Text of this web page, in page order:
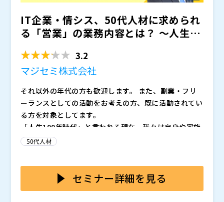
いて解説します。 今回はその中でも「営業（未経
験）」について、業務内容や実際の報酬を含めて、具体
的に解説していきます。
マジセミ株式会社（）
株式会社オープンソース活用研究所（）
マジセミ株式会社（）
れる可能性があります。
IT企業・情シス、50代人材に求められ
る「営業」の業務内容とは？ ～人生10
3.2
マジセミ株式会社
それ以外の年代の方も歓迎します。 また、副業・フリ
ーランスとしての活動をお考えの方、既に活動されてい
る方を対象としてます。
「人生100年時代」と言われる現在、我々は自身や家族
の生活を支えるため、65歳定年を超えても働き続ける
「定年再雇用」などを迎えると、年収は大幅に下がると
言われています。 もちろん、企業にとって異なります
50代人材
セミナー詳細を見る